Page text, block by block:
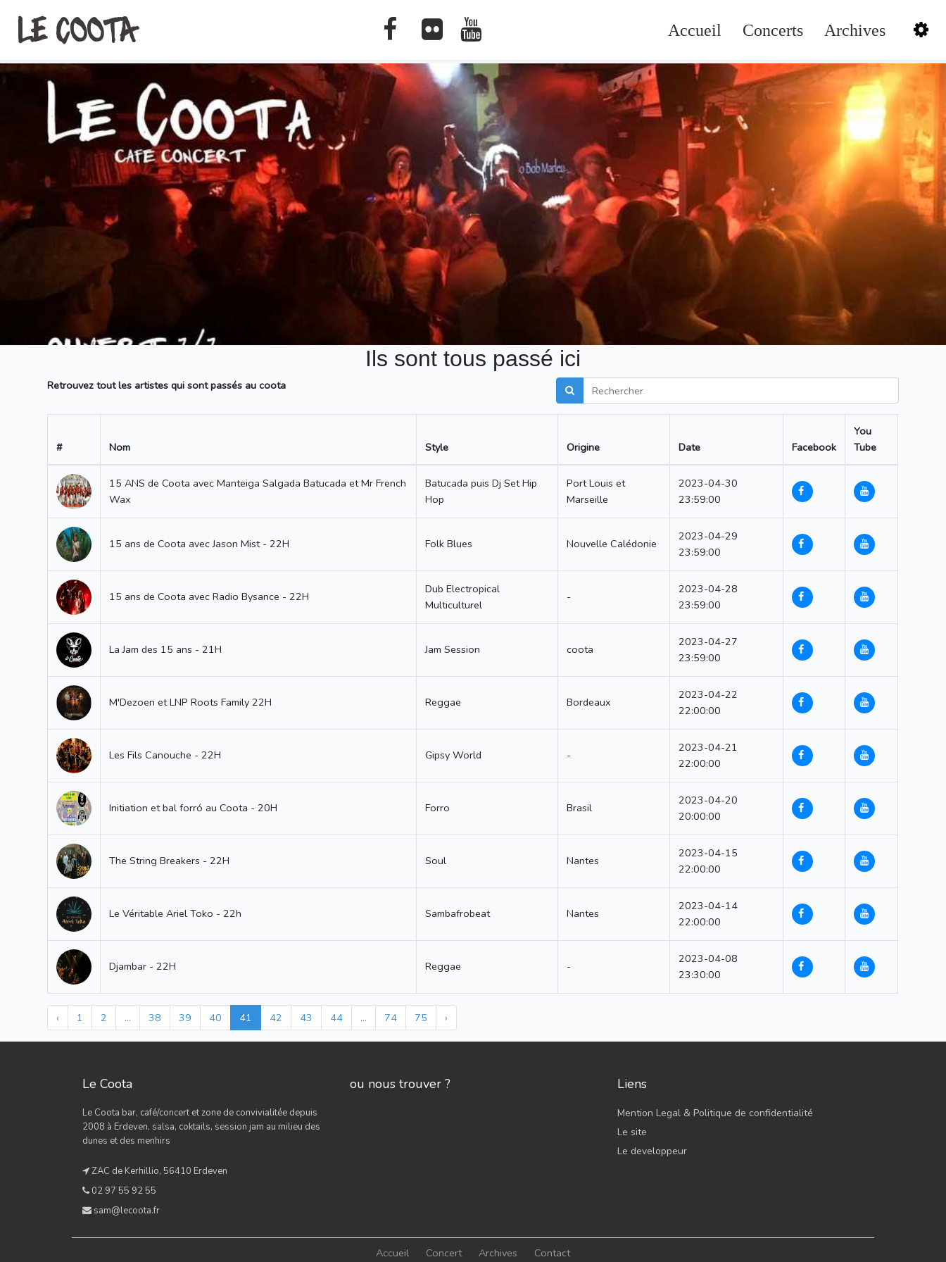
LE COOTA Accueil Concerts Archives
Ils sont tous passé ici
Retrouvez tout les artistes qui sont passés au coota
# Nom Style Origine Date Facebook
You
Tube
15 ANS de Coota avec Manteiga Salgada Batucada et Mr French
Wax
Batucada puis Dj Set Hip
Hop
Port Louis et
Marseille
2023-04-30
23:59:00
15 ans de Coota avec Jason Mist - 22H Folk Blues Nouvelle Calédonie
2023-04-29
23:59:00
15 ans de Coota avec Radio Bysance - 22H
Dub Electropical
Multiculturel
-
2023-04-28
23:59:00
La Jam des 15 ans - 21H Jam Session coota
2023-04-27
23:59:00
M'Dezoen et LNP Roots Family 22H Reggae Bordeaux
2023-04-22
22:00:00
Les Fils Canouche - 22H Gipsy World -
2023-04-21
22:00:00
Initiation et bal forró au Coota - 20H Forro Brasil
2023-04-20
20:00:00
The String Breakers - 22H Soul Nantes
2023-04-15
22:00:00
Le Véritable Ariel Toko - 22h Sambafrobeat Nantes
2023-04-14
22:00:00
Djambar - 22H Reggae -
2023-04-08
23:30:00
‹ 1 2 ... 38 39 40 41 42 43 44 ... 74 75 ›
Le Coota
Le Coota bar, café/concert et zone de convivialitée depuis
2008 à Erdeven, salsa, coktails, session jam au milieu des
dunes et des menhirs
ZAC de Kerhillio, 56410 Erdeven
02 97 55 92 55
sam@lecoota.fr
ou nous trouver ? Liens
Mention Legal & Politique de confidentialité
Le site
Le developpeur
Accueil Concert Archives Contact